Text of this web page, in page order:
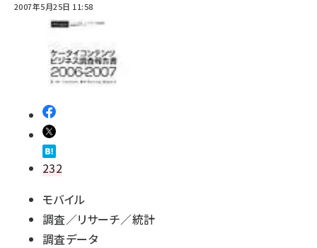
2007年5月25日 11:58
232
モバイル
調査／リサーチ／統計
調査データ